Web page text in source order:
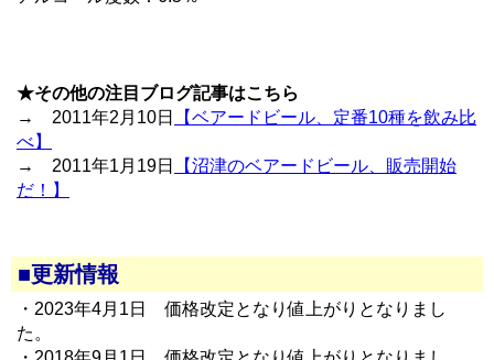
★その他の注目ブログ記事はこちら
→ 2011年2月10日
【ベアードビール、定番10種を飲み比
べ】
→ 2011年1月19日
【沼津のベアードビール、販売開始
だ！】
■更新情報
・2023年4月1日 価格改定となり値上がりとなりまし
た。